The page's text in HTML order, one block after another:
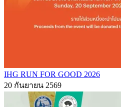
IHG RUN FOR GOOD 2026
20 กันยายน 2569